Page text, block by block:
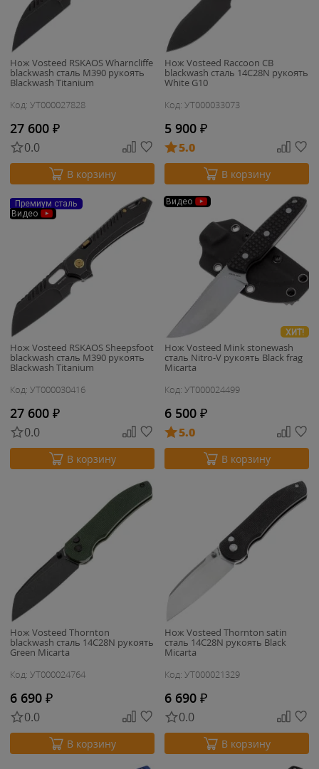
Нож Vosteed RSKAOS Wharncliffe
blackwash сталь M390 рукоять
Blackwash Titanium
Код: УТ000027828
27 600 ₽
0.0
В корзину
Нож Vosteed Raccoon CB
blackwash сталь 14C28N рукоять
White G10
Код: УТ000033073
5 900 ₽
5.0
В корзину
Премиум сталь
Видео
Нож Vosteed RSKAOS Sheepsfoot
blackwash сталь M390 рукоять
Blackwash Titanium
Код: УТ000030416
27 600 ₽
0.0
В корзину
Видео
ХИТ!
Нож Vosteed Mink stonewash
сталь Nitro-V рукоять Black frag
Micarta
Код: УТ000024499
6 500 ₽
5.0
В корзину
Нож Vosteed Thornton
blackwash сталь 14C28N рукоять
Green Micarta
Код: УТ000024764
6 690 ₽
0.0
В корзину
Нож Vosteed Thornton satin
сталь 14C28N рукоять Black
Micarta
Код: УТ000021329
6 690 ₽
0.0
В корзину